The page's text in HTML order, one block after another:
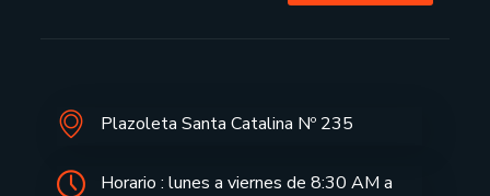
Plazoleta Santa Catalina Nº 235
Horario : lunes a viernes de 8:30 AM a